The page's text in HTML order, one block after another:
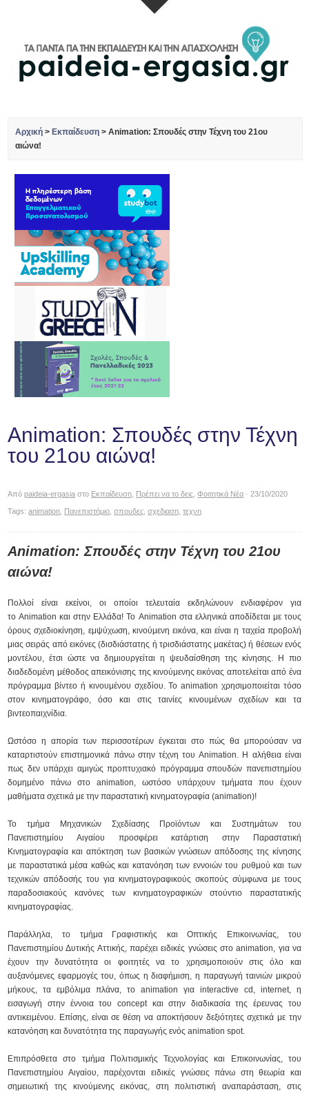
Αρχική > Εκπαίδευση >Animation: Σπουδές στην Τέχνη του 21ου
αιώνα!
Animation: Σπουδές στην Τέχνη
του 21ου αιώνα!
Απόpaideia-ergasia στο Εκπαίδευση Πρέπει να το δεις ,Φοιτητικά Νέα · 23/10/2020
Tags:animation Πανεπιστήμιο ,σπουδες ,σχεδιαση ,τεχνη
Animation: Σπουδές στην Τέχνη του 21ου
αιώνα!
Πολλοί είναι εκείνοι, οι οποίοι τελευταία εκδηλώνουν ενδιαφέρον για
το Animation και στην Ελλάδα! Το Animation στα ελληνικά αποδίδεται με τους
όρους σχεδιοκίνηση, εμψύχωση, κινούμενη εικόνα, και είναι η ταχεία προβολή
μιας σειράς από εικόνες (δισδιάστατης ή τρισδιάστατης μακέτας) ή θέσεων ενός
μοντέλου, έτσι ώστε να δημιουργείται η ψευδαίσθηση της κίνησης. Η πιο
διαδεδομένη μέθοδος απεικόνισης της κινούμενης εικόνας αποτελείται από ένα
πρόγραμμα βίντεο ή κινουμένου σχεδίου. Το animation χρησιμοποιείται τόσο
στον κινηματογράφο, όσο και στις ταινίες κινουμένων σχεδίων και τα
βιντεοπαιχνίδια.
Ωστόσο η απορία των περισσοτέρων έγκειται στο πώς θα μπορούσαν να
καταρτιστούν επιστημονικά πάνω στην τέχνη του Animation. Η αλήθεια είναι
πως δεν υπάρχει αμιγώς προπτυχιακό πρόγραμμα σπουδών πανεπιστημίου
δομημένο πάνω στο animation, ωστόσο υπάρχουν τμήματα που έχουν
μαθήματα σχετικά με την παραστατική κινηματογραφία (animation)!
Το τμήμα Μηχανικών Σχεδίασης Προϊόντων και Συστημάτων του
Πανεπιστημίου Αιγαίου προσφέρει κατάρτιση στην Παραστατική
Κινηματογραφία και απόκτηση των βασικών γνώσεων απόδοσης της κίνησης
με παραστατικά μέσα καθώς και κατανόηση των εννοιών του ρυθμού και των
τεχνικών απόδοσής του για κινηματογραφικούς σκοπούς σύμφωνα με τους
παραδοσιακούς κανόνες των κινηματογραφικών στούντιο παραστατικής
κινηματογραφίας.
Παράλληλα, το τμήμα Γραφιστικής και Οπτικής Επικοινωνίας, του
Πανεπιστημίου Δυτικής Αττικής, παρέχει ειδικές γνώσεις στο animation, για να
έχουν την δυνατότητα οι φοιτητές να το χρησιμοποιούν στις όλο και
αυξανόμενες εφαρμογές του, όπως η διαφήμιση, η παραγωγή ταινιών μικρού
μήκους, τα εμβόλιμα πλάνα, το animation για interactive cd, internet, η
εισαγωγή στην έννοια του concept και στην διαδικασία της έρευνας του
αντικειμένου. Επίσης, είναι σε θέση να αποκτήσουν δεξιότητες σχετικά με την
κατανόηση και δυνατότητα της παραγωγής ενός animation spot.
Επιπρόσθετα στο τμήμα Πολιτισμικής Τεχνολογίας και Επικοινωνίας, του
Πανεπιστημίου Αιγαίου, παρέχονται ειδικές γνώσεις πάνω στη θεωρία και
σημειωτική της κινούμενης εικόνας, στη πολιτιστική αναπαράσταση, στις